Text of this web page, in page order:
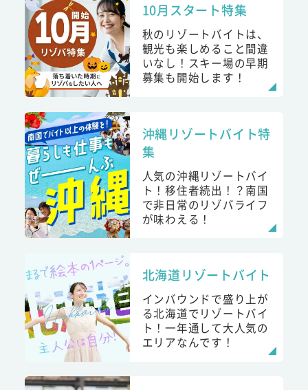
10月スタート特集
秋のリゾートバイトは、
観光も楽しめること間違
いなし！スキー場の早期
募集も開始します！
沖縄リゾートバイト特
集
人気の沖縄リゾートバイ
ト！移住者続出！？南国
で非日常のリゾバライフ
が味わえる！
北海道リゾートバイト
インバウンドで盛り上が
る北海道でリゾートバイ
ト！一年通して大人気の
エリアなんです！